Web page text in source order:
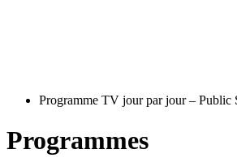
Programme TV jour par jour – Public
Programmes